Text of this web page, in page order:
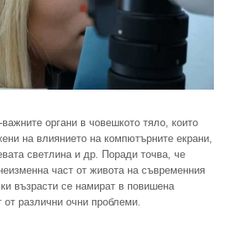
органи в човешкото тяло, които
на влиянието на компютърните екрани,
светлина и др. Поради точва, че
част от живота на съвременния
възрасти се намират в повишена
от различни очни проблеми.